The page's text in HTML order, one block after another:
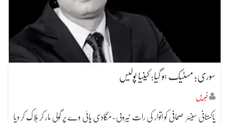
سوری؛ مسٹیک ہو گیا: کینیا پولیس
خبریں
پاکستانی سینئر صحافی کو اتوار کی رات نیروبی-مگادی ہائی وے پر گولی مار کر ہلاک کر دیا